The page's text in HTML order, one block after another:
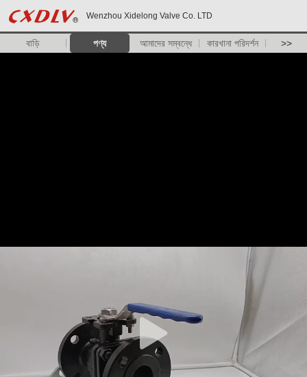
Wenzhou Xidelong Valve Co. LTD
বাড়ি পণ্য আমাদের সম্বন্ধে কারখানা পরিদর্শন >>